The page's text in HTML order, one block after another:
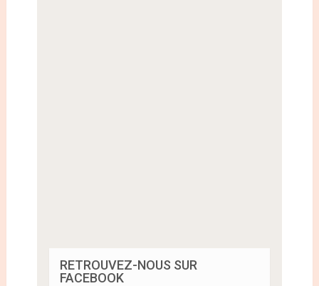
RETROUVEZ-NOUS SUR
FACEBOOK